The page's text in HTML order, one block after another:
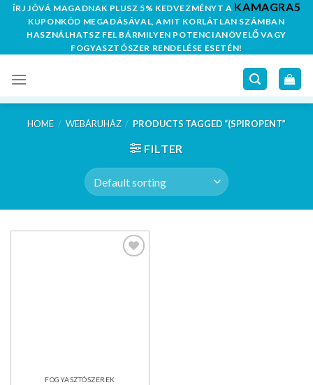
SkipÍRJ JÓVÁ MAGADNAK PLUSZ 5% KEDVEZMÉNYT A KAMAGRA5
KUPONKÓD MEGADÁSÁVAL, AMIT KORLÁTLAN SZÁMBAN
HASZNÁLHATSZ FEL BÁRMILYEN POTENCIANÖVELŐ VAGY
FOGYASZTÓSZER RENDELÉSE ESETÉN!
HOME / WEBÁRUHÁZ / PRODUCTS TAGGED “(SPIROPENT”
FILTER
FOGYASZTÓSZEREK